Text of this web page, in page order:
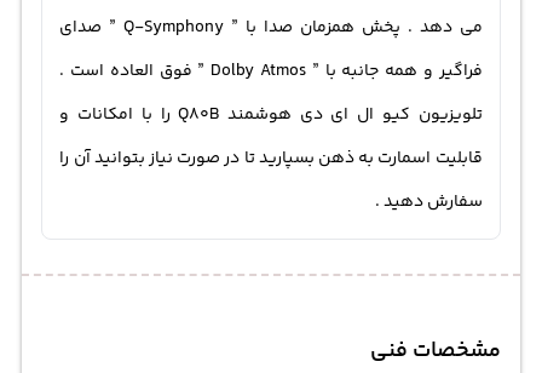
می دهد . پخش همزمان صدا با ” Q-Symphony ” صدای
فراگیر و همه جانبه با ” Dolby Atmos ” فوق العاده است .
تلویزیون کیو ال ای دی هوشمند Q80B را با امکانات و
قابلیت اسمارت به ذهن بسپارید تا در صورت نیاز بتوانید آن را
سفارش دهید .
مشخصات فنی